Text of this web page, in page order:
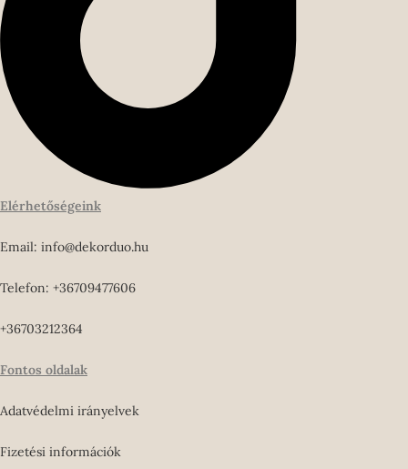
Elérhetőségeink
Email: info@dekorduo.hu
Telefon: +36709477606
+36703212364
Fontos oldalak
Adatvédelmi irányelvek
Fizetési információk